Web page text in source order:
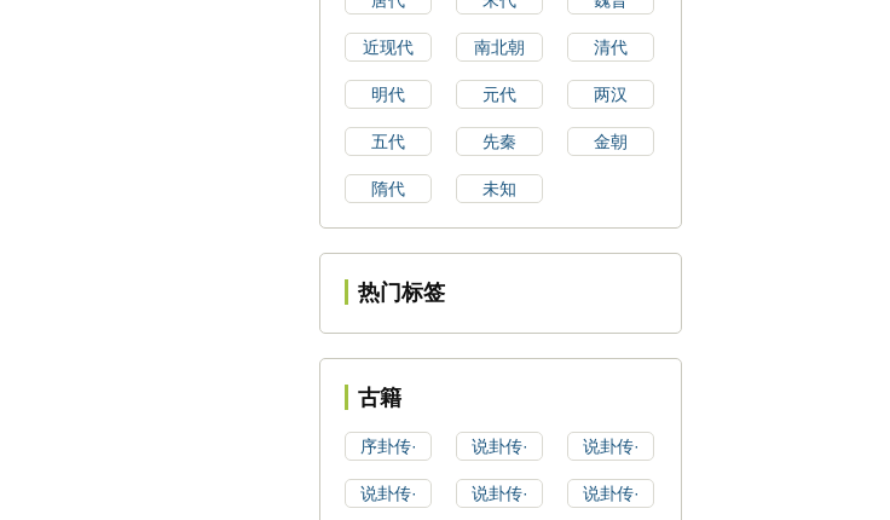
近现代 南北朝 清代
明代 元代 两汉
五代 先秦 金朝
隋代 未知
热门标签
古籍
序卦传· 说卦传· 说卦传·
说卦传· 说卦传· 说卦传·